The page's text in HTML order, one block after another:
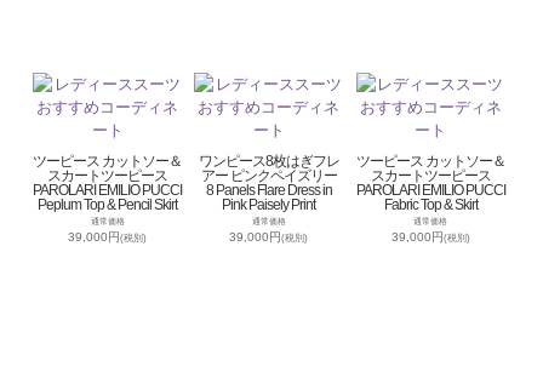
ツーピース カットソー＆
スカートツーピース
PAROLARI EMILIO PUCCI
Peplum Top & Pencil Skirt
通常価格
39,000円(税別)
ワンピース8枚はぎフレ
アー ピンクペイズリー
8 Panels Flare Dress in
Pink Paisely Print
通常価格
39,000円(税別)
ツーピース カットソー＆
スカートツーピース
PAROLARI EMILIO PUCCI
Fabric Top & Skirt
通常価格
39,000円(税別)